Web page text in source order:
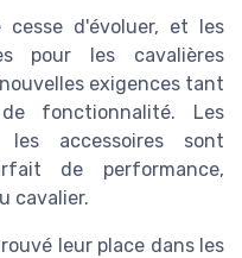
d'évoluer, et les
pour les cavalières
exigences tant
fonctionnalité. Les
accessoires sont
de performance,
cavalier.
leur place dans les